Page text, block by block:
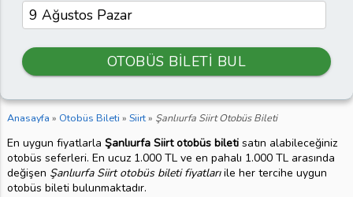
OTOBÜS BİLETİ BUL
Anasayfa » Otobüs Bileti » Siirt» Şanlıurfa Siirt Otobüs Bileti
En uygun fiyatlarla Şanlıurfa Siirt otobüs biletisatın alabileceğiniz
otobüs seferleri. En ucuz 1.000 TL ve en pahalı 1.000 TL arasında
değişen Şanlıurfa Siirt otobüs bileti fiyatlarıile her tercihe uygun
otobüs bileti bulunmaktadır.